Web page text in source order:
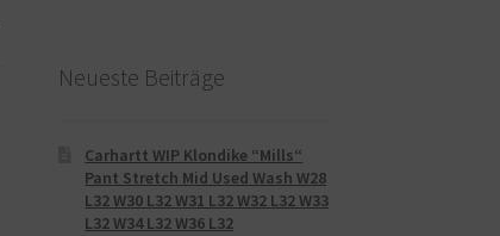
Neueste Beiträge
Carhartt WIP Klondike “Mills“
Pant Stretch Mid Used Wash W28
L32 W30 L32 W31 L32 W32 L32 W33
L32 W34 L32 W36 L32